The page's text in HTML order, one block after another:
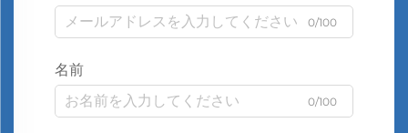
0/100
名前
0/100